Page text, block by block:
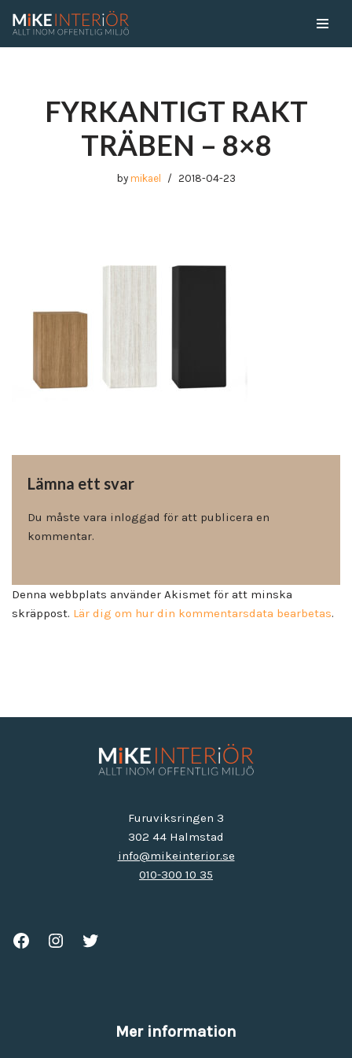
FYRKANTIGT RAKT
TRÄBEN – 8×8
by mikael 2018-04-23
Lämna ett svar
Du måste vara inloggad för att publicera en
kommentar.
Denna webbplats använder Akismet för att minska
skräppost. Lär dig om hur din kommentarsdata bearbetas.
Furuviksringen 3
302 44 Halmstad
info@mikeinterior.se
010-300 10 35
Mer information